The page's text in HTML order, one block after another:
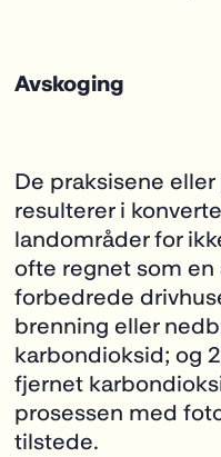
Avskoging
De praksisene
resulterer i
landområder for
ofte regnet som en
forbedrede
brenning eller
karbondioksid; og
fjernet
prosessen med
tilstede.